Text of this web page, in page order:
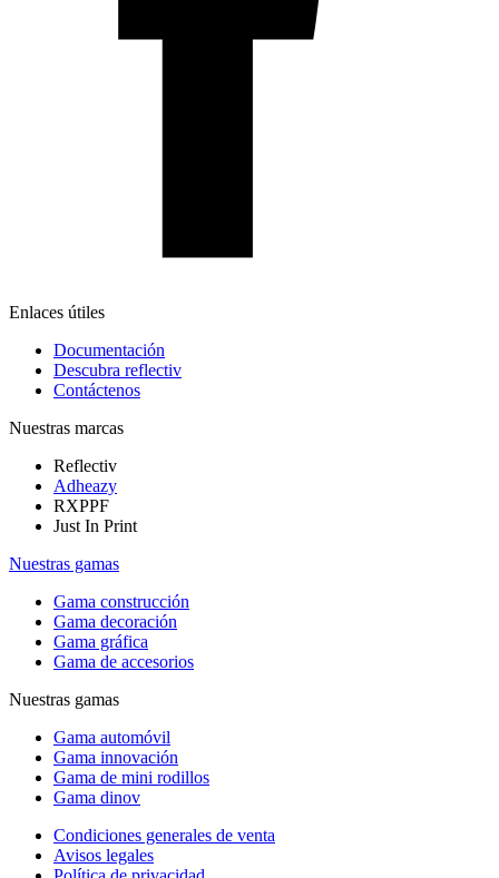
Enlaces útiles
Documentación
Descubra reflectiv
Contáctenos
Nuestras marcas
Reflectiv
Adheazy
RXPPF
Just In Print
Nuestras gamas
Gama construcción
Gama decoración
Gama gráfica
Gama de accesorios
Nuestras gamas
Gama automóvil
Gama innovación
Gama de mini rodillos
Gama dinov
Condiciones generales de venta
Avisos legales